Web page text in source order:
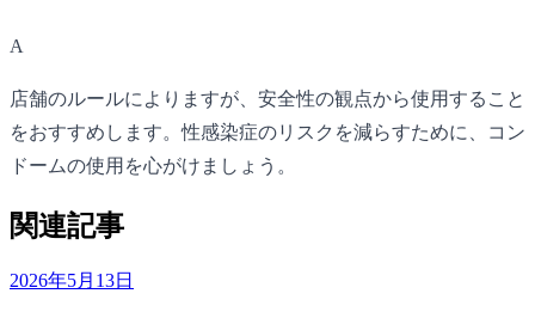
A
店舗のルールによりますが、安全性の観点から使用すること
をおすすめします。性感染症のリスクを減らすために、コン
ドームの使用を心がけましょう。
関連記事
2026年5月13日